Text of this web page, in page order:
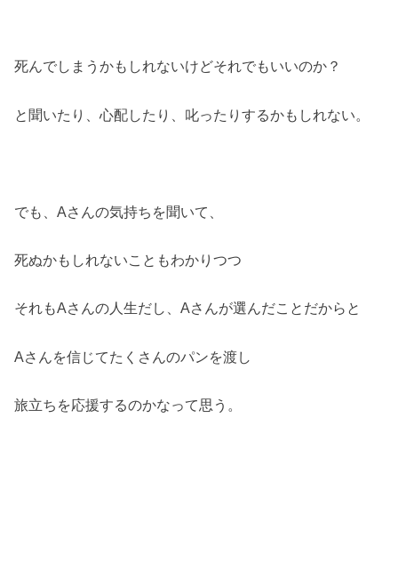
死んでしまうかもしれないけどそれでもいいのか？
と聞いたり、心配したり、叱ったりするかもしれない。
でも、Aさんの気持ちを聞いて、
死ぬかもしれないこともわかりつつ
それもAさんの人生だし、Aさんが選んだことだからと
Aさんを信じてたくさんのパンを渡し
旅立ちを応援するのかなって思う。